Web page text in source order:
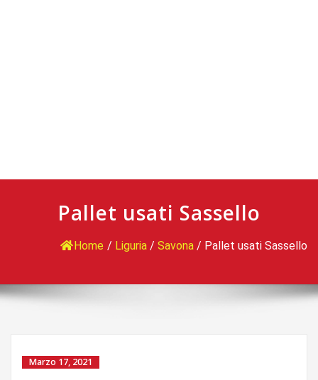
Pallet usati Sassello
Home / Liguria / Savona / Pallet usati Sassello
Marzo 17, 2021